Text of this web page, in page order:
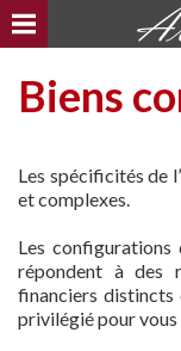
Biens
Les spécificités de
et complexes.
Les
répondent à des
financiers distincts
privilégié pour vous